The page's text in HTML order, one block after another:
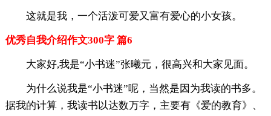
这就是我，一个活泼可爱又富有爱心的小女孩。
优秀自我介绍作文300字 篇6
大家好,我是“小书迷”张曦元，很高兴和大家见面。
为什么说我是“小书迷”呢，当然是因为我读的书多。
据我的计算，我读书以达数万字，主要有《爱的教育》、